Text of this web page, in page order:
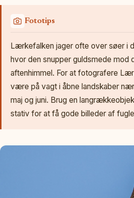
Fototips
Lærkefalken jager ofte over søer i
hvor den snupper guldsmede mod
aftenhimmel. For at fotografere
være på vagt i åbne landskaber
maj og juni. Brug en
stativ for at få gode billeder af